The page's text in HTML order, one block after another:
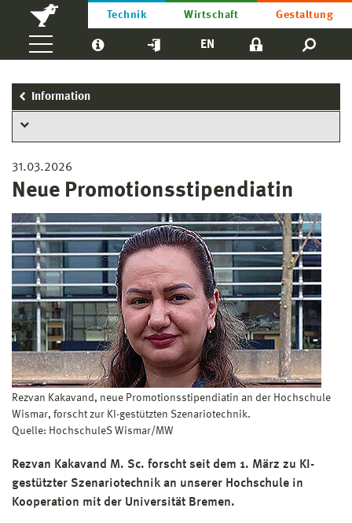
Technik Wirtschaft Gestaltung
EN
Information
31.03.2026
Neue Promotionsstipendiatin
Rezvan Kakavand, neue Promotionsstipendiatin an der Hochschule
Wismar, forscht zur KI-gestützten Szenariotechnik.
Quelle: HochschuleS Wismar/MW
Rezvan Kakavand M. Sc. forscht seit dem 1. März zu KI-
gestützter Szenariotechnik an unserer Hochschule in
Kooperation mit der Universität Bremen.